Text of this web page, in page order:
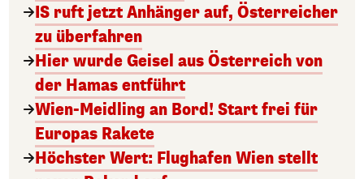
IS ruft jetzt Anhänger auf, Österreicher
zu überfahren
Hier wurde Geisel aus Österreich von
der Hamas entführt
Wien-Meidling an Bord! Start frei für
Europas Rakete
Höchster Wert: Flughafen Wien stellt